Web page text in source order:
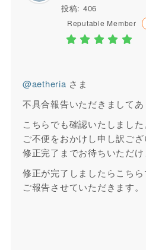
投稿: 406
Reputable Member
@aetheria さま
不具合報告いただきましてあ
こちらでも確認いたしました
ご不便をおかけし申し訳ご
修正完了までお待ちいただけ
修正が完了しましたらこちら
ご報告させていただきます。